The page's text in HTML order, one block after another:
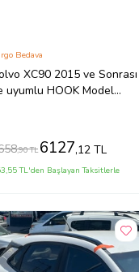
XC90 2015 ve Sonrası
uyumlu HOOK Model
Bedava
,90 TL 6127,12 TL
TL'den Başlayan Taksitlerle